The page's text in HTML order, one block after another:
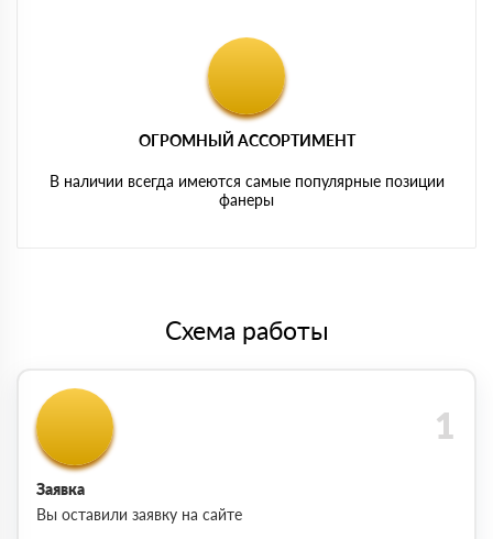
ОГРОМНЫЙ АССОРТИМЕНТ
В наличии всегда имеются самые популярные позиции
фанеры
Схема работы
Заявка
Вы оставили заявку на сайте